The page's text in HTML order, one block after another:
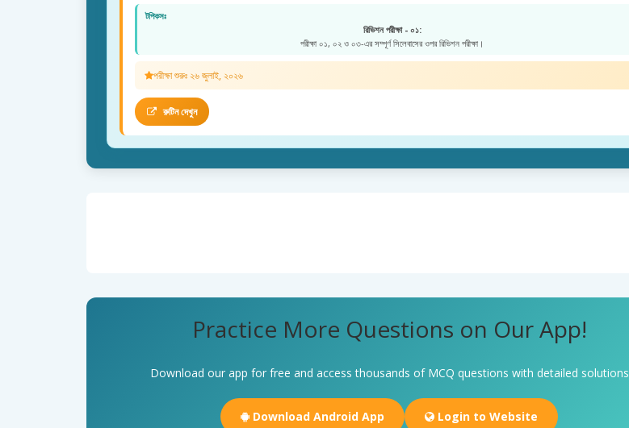
টপিকসঃ
রিভিশন পরীক্ষা - ০১:
পরীক্ষা ০১, ০২ ও ০৩-এর সম্পূর্ণ সিলেবাসের ওপর রিভিশন পরীক্ষা।
পরীক্ষা শুরুঃ ২৬ জুলাই, ২০২৬
রুটিন দেখুন
Practice More Questions on Our App!
Download our app for free and access thousands of MCQ questions with detailed solutions
Download Android App Login to Website